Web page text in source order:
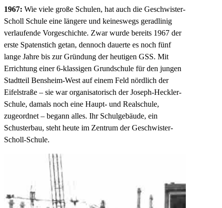
1967: Wie viele große Schulen, hat auch die Geschwister-
Scholl Schule eine längere und keineswegs geradlinig
verlaufende Vorgeschichte. Zwar wurde bereits 1967 der
erste Spatenstich getan, dennoch dauerte es noch fünf
lange Jahre bis zur Gründung der heutigen GSS. Mit
Errichtung einer 6-klassigen Grundschule für den jungen
Stadtteil Bensheim-West auf einem Feld nördlich der
Eifelstraße – sie war organisatorisch der Joseph-Heckler-
Schule, damals noch eine Haupt- und Realschule,
zugeordnet – begann alles. Ihr Schulgebäude, ein
Schusterbau, steht heute im Zentrum der Geschwister-
Scholl-Schule.